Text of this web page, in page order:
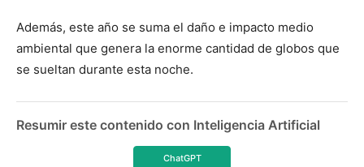
Además, este año se suma el daño e impacto medio
ambiental que genera la enorme cantidad de globos que
se sueltan durante esta noche.
Resumir este contenido con Inteligencia Artificial
ChatGPT